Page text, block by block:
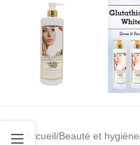
Accueil Beauté et hygiène